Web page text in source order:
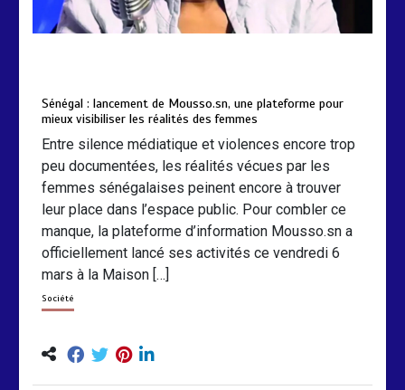
Sénégal : lancement de Mousso.sn, une plateforme pour
mieux visibiliser les réalités des femmes
Entre silence médiatique et violences encore trop
peu documentées, les réalités vécues par les
femmes sénégalaises peinent encore à trouver
leur place dans l’espace public. Pour combler ce
manque, la plateforme d’information Mousso.sn a
officiellement lancé ses activités ce vendredi 6
mars à la Maison […]
Société